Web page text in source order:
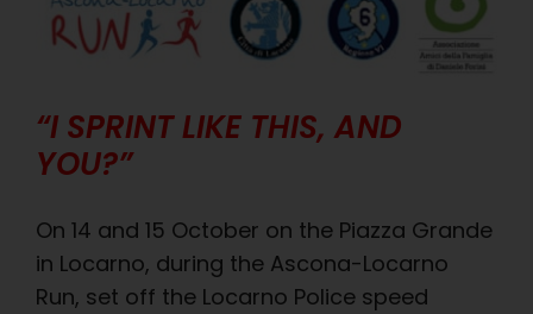
“I SPRINT LIKE THIS, AND
YOU?”
On 14 and 15 October on the Piazza Grande
in Locarno, during the Ascona-Locarno
Run, set off the Locarno Police speed